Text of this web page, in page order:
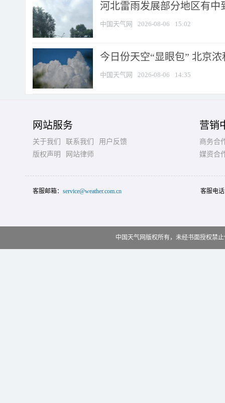
河北雷雨发展部分地区有中
中国天气网 2026-08-06 15:02
今日份天空“显眼包” 北京
中国天气网 2026-08-06 14:35
网站服务
关于我们 联系我们
用户反馈
版权声明
网站律师
营销
商务合
媒资合
客服邮箱： service@weather.com.cn 客服电
中国天气网版权所有，未经书面授权